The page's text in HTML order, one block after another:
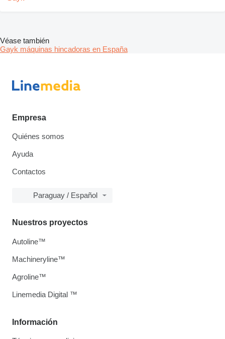
Véase también
Gayk máquinas hincadoras en España
Empresa
Quiénes somos
Ayuda
Contactos
Paraguay / Español
Información
Nuestros proyectos
Autoline™
Machineryline™
Agroline™
Linemedia Digital ™